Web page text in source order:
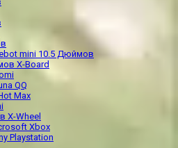
mini 10.5 Дюймов
X-Board
QQ
Max
X-Wheel
Xbox
Playstation